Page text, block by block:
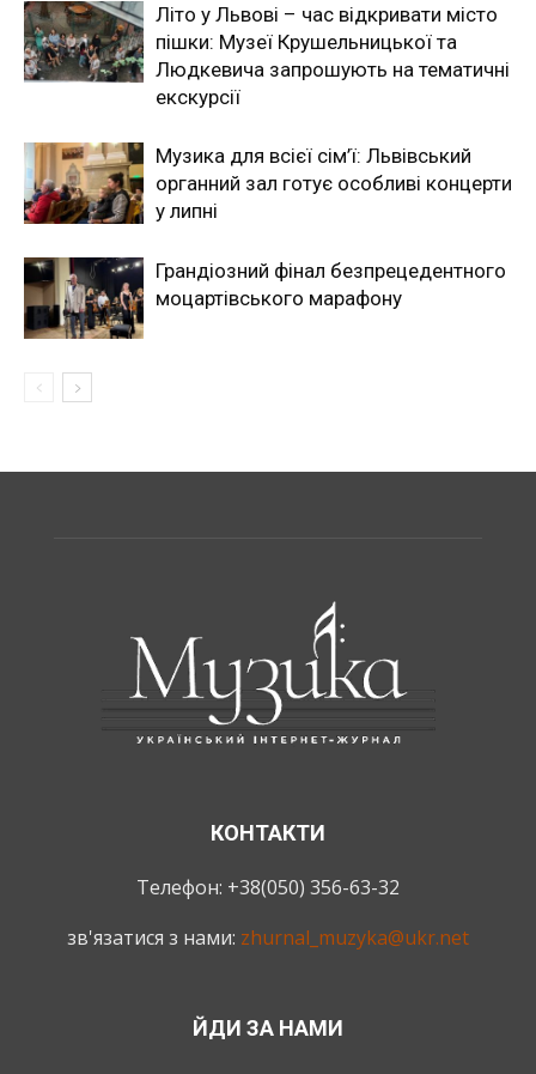
Літо у Львові – час відкривати місто
пішки: Музеї Крушельницької та
Людкевича запрошують на тематичні
екскурсії
Музика для всієї сім’ї: Львівський
органний зал готує особливі концерти
у липні
Грандіозний фінал безпрецедентного
моцартівського марафону
КОНТАКТИ
Телефон: +38(050) 356-63-32
зв'язатися з нами: zhurnal_muzyka@ukr.net
ЙДИ ЗА НАМИ